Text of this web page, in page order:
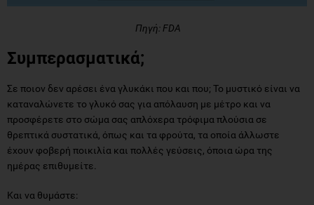
Πηγή: FDA
Συμπερασματικά;
Σε ποιον δεν αρέσει ένα γλυκάκι που και που; Το μυστικό είναι να
καταναλώνετε το γλυκό σας για απόλαυση με μέτρο και να
προσφέρετε στο σώμα σας απλόχερα τρόφιμα πλούσια σε
θρεπτικά συστατικά, όπως και τα φρούτα, τα οποία άλλωστε
έχουν φοβερή ποικιλία και πολλές γεύσεις, όποια ώρα της
ημέρας επιθυμείτε.
Και να θυμάστε: